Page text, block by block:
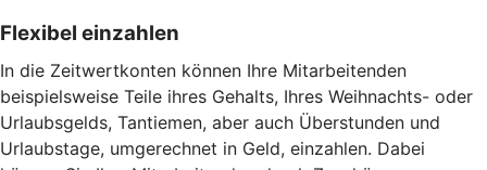
Flexibel einzahlen
In die Zeitwertkonten können Ihre Mitarbeitenden
beispielsweise Teile ihres Gehalts, Ihres Weihnachts- oder
Urlaubsgelds, Tantiemen, aber auch Überstunden und
Urlaubstage, umgerechnet in Geld, einzahlen. Dabei